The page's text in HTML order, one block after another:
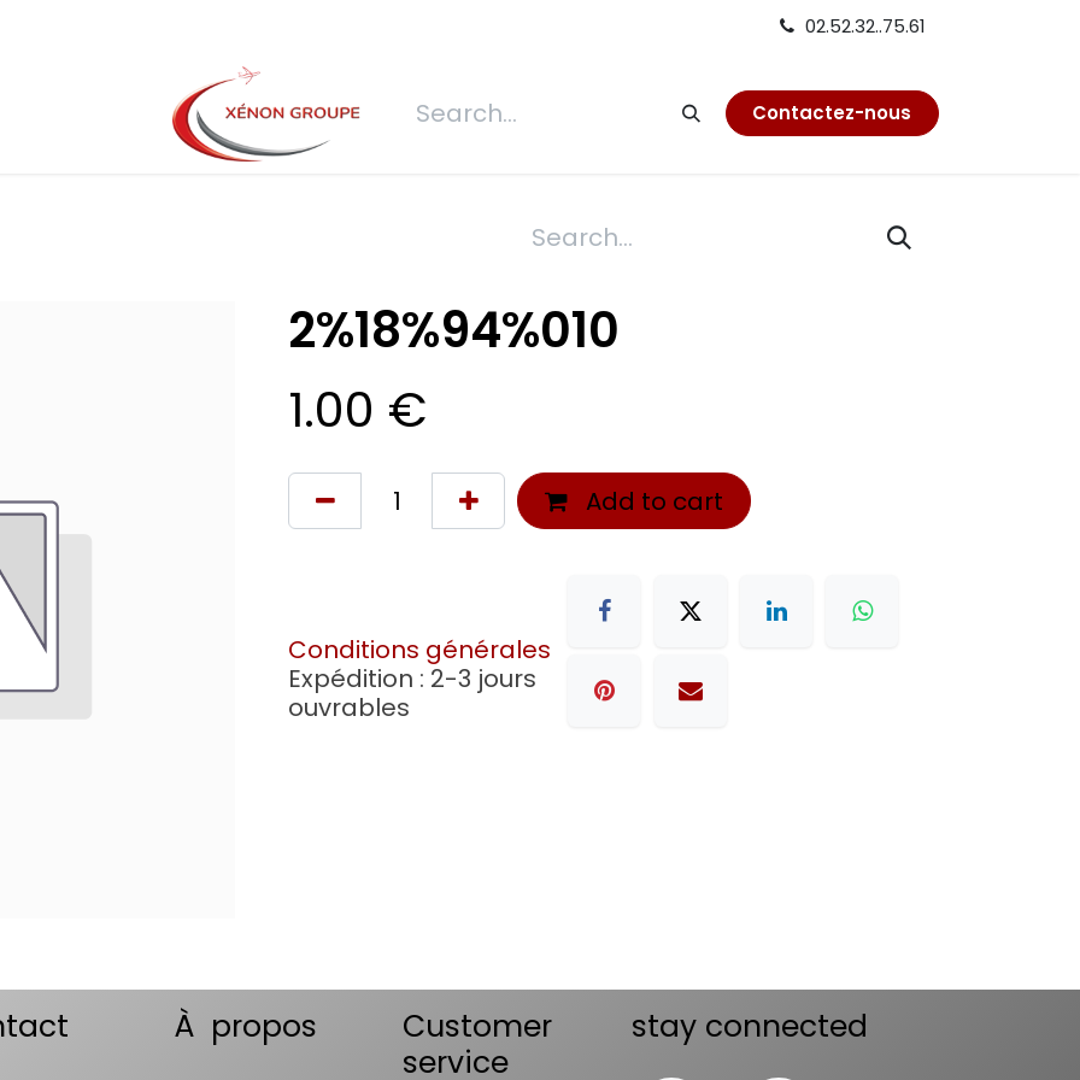
02.52.32..75.61
REQUEST FOR QUOTATION Connexion Refection Contactez-nous
2%18%94%010
1.00 €
Add to cart
Conditions générales
Expédition : 2-3 jours
ouvrables
À propos
Customer
service
stay connected